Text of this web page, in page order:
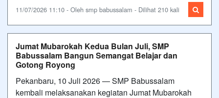
11/07/2026 11:10 - Oleh smp babussalam - Dilihat 210 kali
Jumat Mubarokah Kedua Bulan Juli, SMP
Babussalam Bangun Semangat Belajar dan
Gotong Royong
Pekanbaru, 10 Juli 2026 — SMP Babussalam
kembali melaksanakan kegiatan Jumat Mubarokah